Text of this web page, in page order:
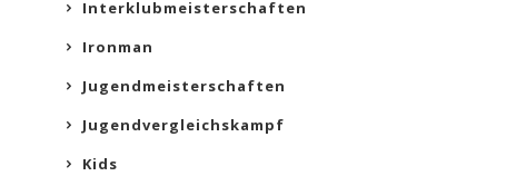
Interklubmeisterschaften
Ironman
Jugendmeisterschaften
Jugendvergleichskampf
Kids